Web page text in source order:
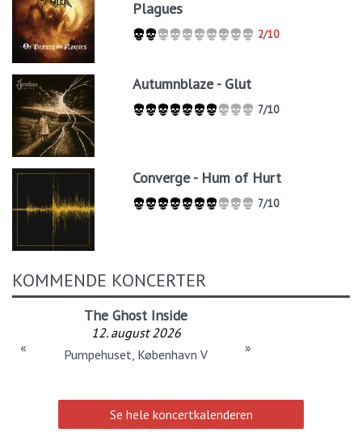
Plagues
2/10
Autumnblaze - Glut
7/10
Converge - Hum of Hurt
7/10
KOMMENDE KONCERTER
The Ghost Inside
12. august 2026
Pumpehuset, København V
« »
Se hele koncertkalenderen